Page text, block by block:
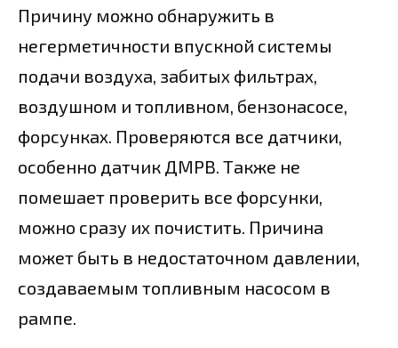
Причину можно обнаружить в
негерметичности впускной системы
подачи воздуха, забитых фильтрах,
воздушном и топливном, бензонасосе,
форсунках. Проверяются все датчики,
особенно датчик ДМРВ. Также не
помешает проверить все форсунки,
можно сразу их почистить. Причина
может быть в недостаточном давлении,
создаваемым топливным насосом в
рампе.